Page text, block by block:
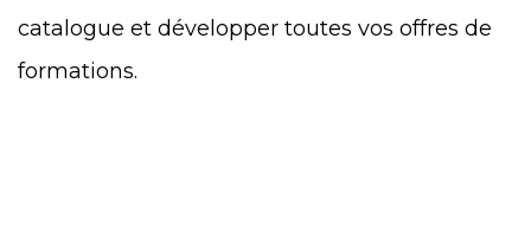
catalogue et développer toutes vos offres de
formations.